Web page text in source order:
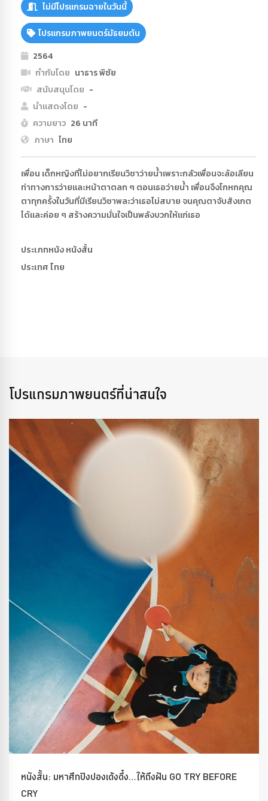
ไม่มีโปรแกรมฉายในวันนี้
โปรแกรมภาพยนตร์มัธยมต้น
2564
กำกับโดย นาธาร พิชัย
สนับสนุนโดย -
นำแสดงโดย -
ความยาว 26 นาที
ภาษา ไทย
เพื่อน เด็กหญิงที่ไม่อยากเรียนวิชาว่ายน้ำเพราะกลัวเพื่อนจะล้อเลียน
ท่าทางการว่ายเเละหน้าตาตลก ๆ ตอนเธอว่ายน้ำ เพื่อนจึงโกหกคุณ
ตาทุกครั้งในวันที่มีเรียนวิชาพละว่าเธอไม่สบาย จนคุณตาจับสังเกต
ได้เเละค่อย ๆ สร้างความมั่นใจเป็นพลังบวกให้เเก่เธอ
ประเภทหนัง หนังสั้น
ประเทศ ไทย
โปรแกรมภาพยนตร์ที่น่าสนใจ
หนังสั้น: มหาศึกปิงปองเด้งดึ๋ง…ให้ถึงฝัน GO TRY BEFORE
CRY